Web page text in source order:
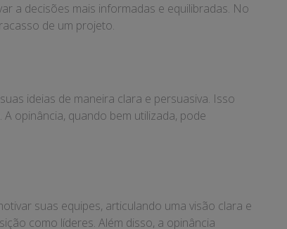
a decisões mais informadas e equilibradas. No
de um projeto.
ideias de maneira clara e persuasiva. Isso
opinância, quando bem utilizada, pode
suas equipes, articulando uma visão clara e
como líderes. Além disso, a opinância